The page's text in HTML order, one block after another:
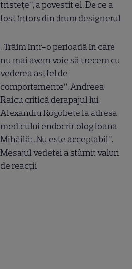
tristețe”, a povestit el. De ce a
fost întors din drum designerul
„Trăim într-o perioadă în care
nu mai avem voie să trecem cu
vederea astfel de
comportamente”. Andreea
Raicu critică derapajul lui
Alexandru Rogobete la adresa
medicului endocrinolog Ioana
Mihăilă: „Nu este acceptabil”.
Mesajul vedetei a stârnit valuri
de reacții